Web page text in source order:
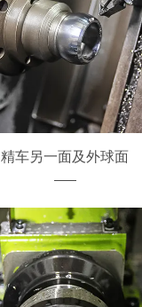
精车另一面及外球面